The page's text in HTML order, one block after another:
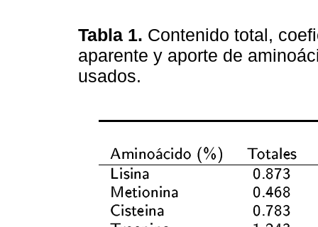
Tabla 1. Contenido total,
aparente y aporte de
usados.